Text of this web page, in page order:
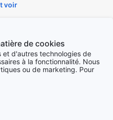
voir
de cookies
et d'autres technologies de
à la fonctionnalité. Nous
ou de marketing. Pour